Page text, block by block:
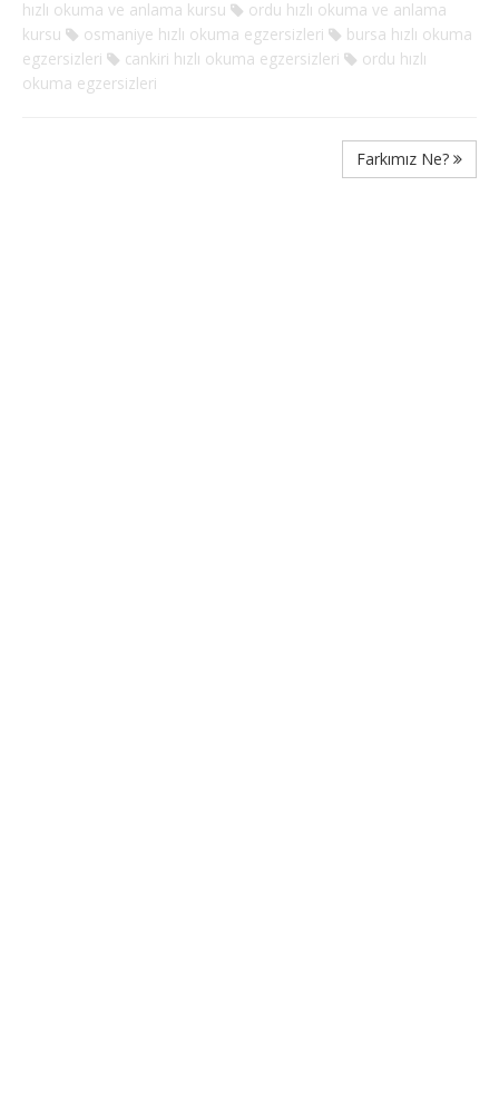
hızlı okuma ve anlama kursu
ordu hızlı okuma ve anlama
kursu
osmaniye hızlı okuma egzersizleri
bursa hızlı okuma
egzersizleri
cankiri hızlı okuma egzersizleri
ordu hızlı
okuma egzersizleri
Farkımız Ne?